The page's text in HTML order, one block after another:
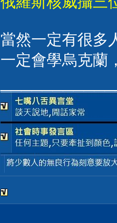
當然一定有很多
一定會學烏克蘭